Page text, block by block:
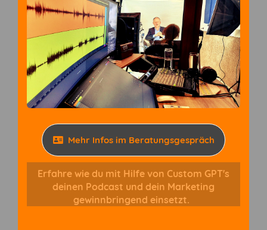
Mehr Infos im Beratungsgespräch
Erfahre wie du mit Hilfe von Custom GPT's
deinen Podcast und dein Marketing
gewinnbringend einsetzt.